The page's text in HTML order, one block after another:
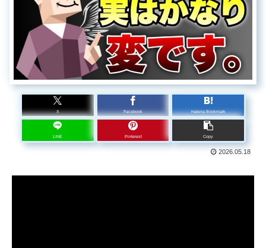
X Facebook Hatena Bookmark
LINE Pinterest Copy
2026.05.18